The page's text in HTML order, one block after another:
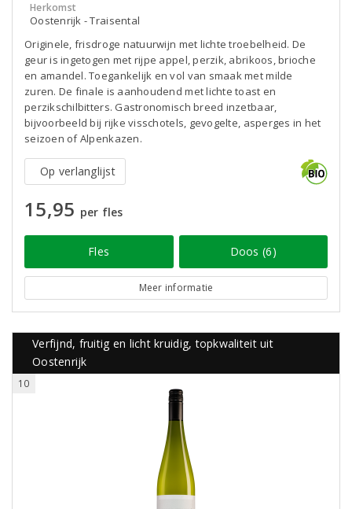
Herkomst
Oostenrijk - Traisental
Originele, frisdroge natuurwijn met lichte troebelheid. De
geur is ingetogen met rijpe appel, perzik, abrikoos, brioche
en amandel. Toegankelijk en vol van smaak met milde
zuren. De finale is aanhoudend met lichte toast en
perzikschilbitters. Gastronomisch breed inzetbaar,
bijvoorbeeld bij rijke visschotels, gevogelte, asperges in het
seizoen of Alpenkazen.
Op verlanglijst
15,95 per fles
Fles Doos (6)
Meer informatie
Verfijnd, fruitig en licht kruidig, topkwaliteit uit
Oostenrijk
10